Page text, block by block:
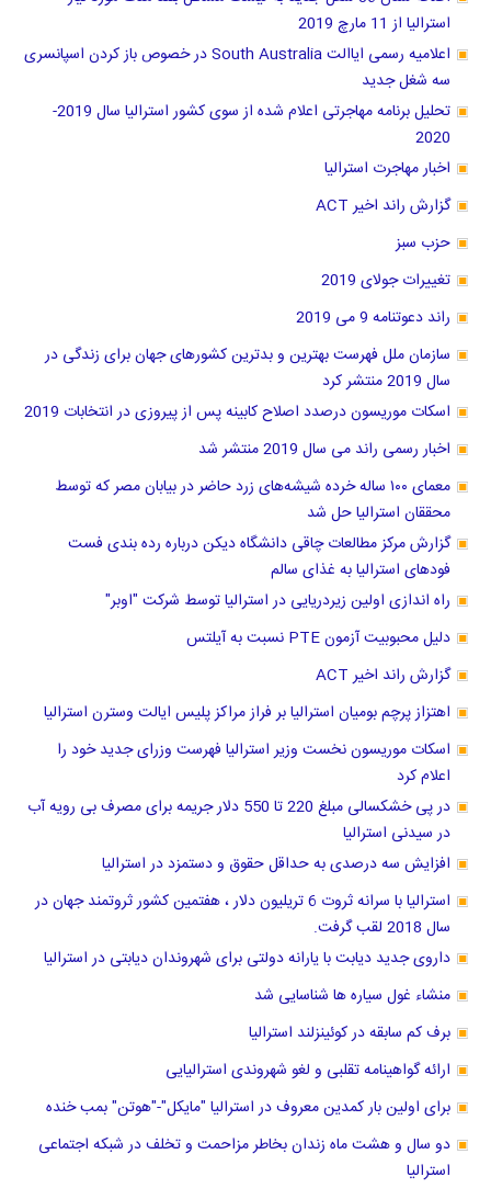
استرالیا از 11 مارچ 2019
اعلامیه رسمی ایاالت South Australia در خصوص باز کردن اسپانسری
سه شغل جدید
تحلیل برنامه مهاجرتی اعلام شده از سوی کشور استرالیا سال 2019-
2020
اخبار مهاجرت استرالیا
گزارش راند اخیر ACT
حزب سبز
تغییرات جولای 2019
راند دعوتنامه 9 می 2019
سازمان ملل فهرست بهترین و بدترین کشور‌های جهان برای زندگی در
سال 2019 منتشر کرد
اسکات موریسون درصدد اصلاح کابینه پس از پیروزی در انتخابات 2019
اخبار رسمی راند می سال 2019 منتشر شد
معمای ۱۰۰ ساله خرده شیشه‌های زرد حاضر در بیابان مصر که توسط
محققان استرالیا حل شد
گزارش مرکز مطالعات چاقی دانشگاه دیکن درباره رده بندی فست
فودهای استرالیا به غذای سالم
راه اندازی اولین زیردریایی در استرالیا توسط شرکت "اوبر"
دلیل محبوبیت آزمون PTE نسبت به آیلتس
گزارش راند اخیر ACT
اهتزاز پرچم بومیان استرالیا بر فراز مراکز پلیس ایالت وسترن استرالیا
اسکات موریسون نخست وزیر استرالیا فهرست وزرای جدید خود را
اعلام کرد
در پی خشکسالی مبلغ 220 تا 550 دلار جریمه برای مصرف بی رویه آب
در سیدنی استرالیا
افزایش سه درصدی به حداقل حقوق و دستمزد در استرالیا
استرالیا با سرانه ثروت 6 تریلیون دلار ، هفتمین کشور ثروتمند جهان در
سال 2018 لقب گرفت.
داروی جدید دیابت با یارانه دولتی برای شهروندان دیابتی در استرالیا
منشاء غول سیاره ها شناسایی شد
برف کم سابقه در کوئینزلند استرالیا
ارائه گواهینامه تقلبی و لغو شهروندی استرالیایی
برای اولین بار کمدین معروف در استرالیا "مایکل"-"هوتن" بمب خنده
دو سال و هشت ماه زندان بخاطر مزاحمت و تخلف در شبکه اجتماعی
استرالیا